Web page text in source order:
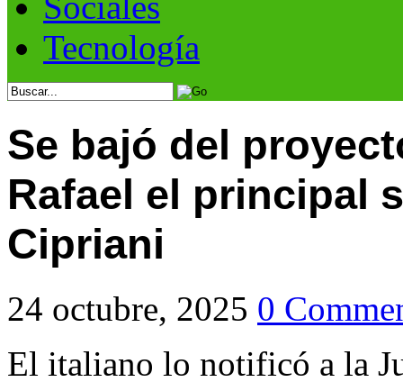
Tecnología
Se bajó del
Rafael el principal
Cipriani
24 octubre, 2025 0
El italiano lo notificó a la